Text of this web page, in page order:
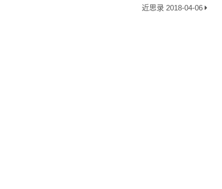
近思录 2018-04-06